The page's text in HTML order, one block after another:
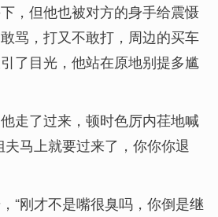
，但他也被对方的身手给震慑
骂，打又不敢打，周边的买车
了目光，他站在原地别提多尴
走了过来，顿时色厉内荏地喊
夫马上就要过来了，你你你退
“刚才不是嘴很臭吗，你倒是继